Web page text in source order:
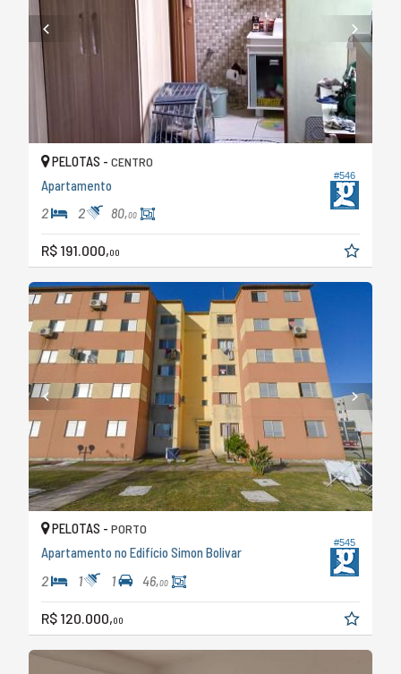
#546
PELOTAS - CENTRO
Apartamento
2 2 80,00
R$ 191.000,00
#545
PELOTAS - PORTO
Apartamento no Edifício Simon Bolivar
2 1 1 46,00
R$ 120.000,00